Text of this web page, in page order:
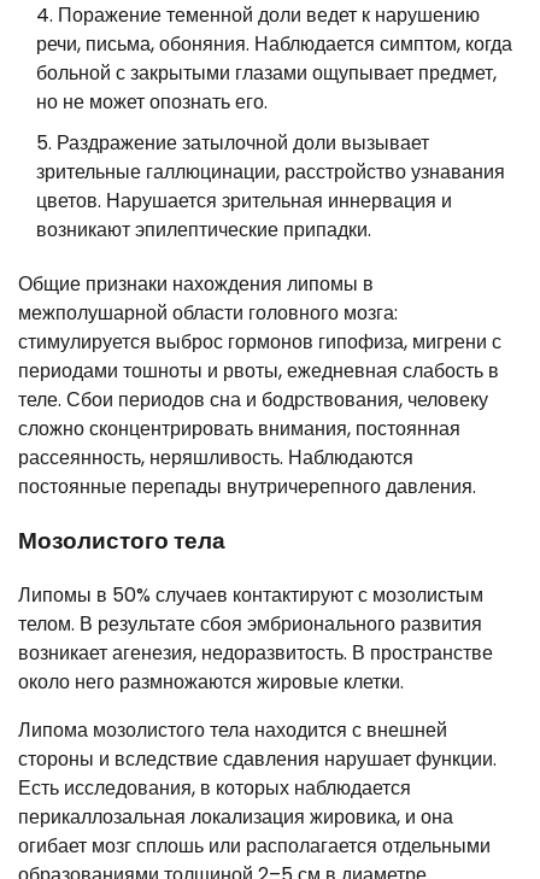
Поражение теменной доли ведет к нарушению
речи, письма, обоняния. Наблюдается симптом, когда
больной с закрытыми глазами ощупывает предмет,
но не может опознать его.
Раздражение затылочной доли вызывает
зрительные галлюцинации, расстройство узнавания
цветов. Нарушается зрительная иннервация и
возникают эпилептические припадки.
Общие признаки нахождения липомы в
межполушарной области головного мозга:
стимулируется выброс гормонов гипофиза, мигрени с
периодами тошноты и рвоты, ежедневная слабость в
теле. Сбои периодов сна и бодрствования, человеку
сложно сконцентрировать внимания, постоянная
рассеянность, неряшливость. Наблюдаются
постоянные перепады внутричерепного давления.
Мозолистого тела
Липомы в 50% случаев контактируют с мозолистым
телом. В результате сбоя эмбрионального развития
возникает агенезия, недоразвитость. В пространстве
около него размножаются жировые клетки.
Липома мозолистого тела находится с внешней
стороны и вследствие сдавления нарушает функции.
Есть исследования, в которых наблюдается
перикаллозальная локализация жировика, и она
огибает мозг сплошь или располагается отдельными